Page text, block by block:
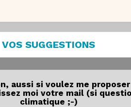
VOS SUGGESTIONS
aussi si voulez me
moi votre mail (si
climatique ;-)